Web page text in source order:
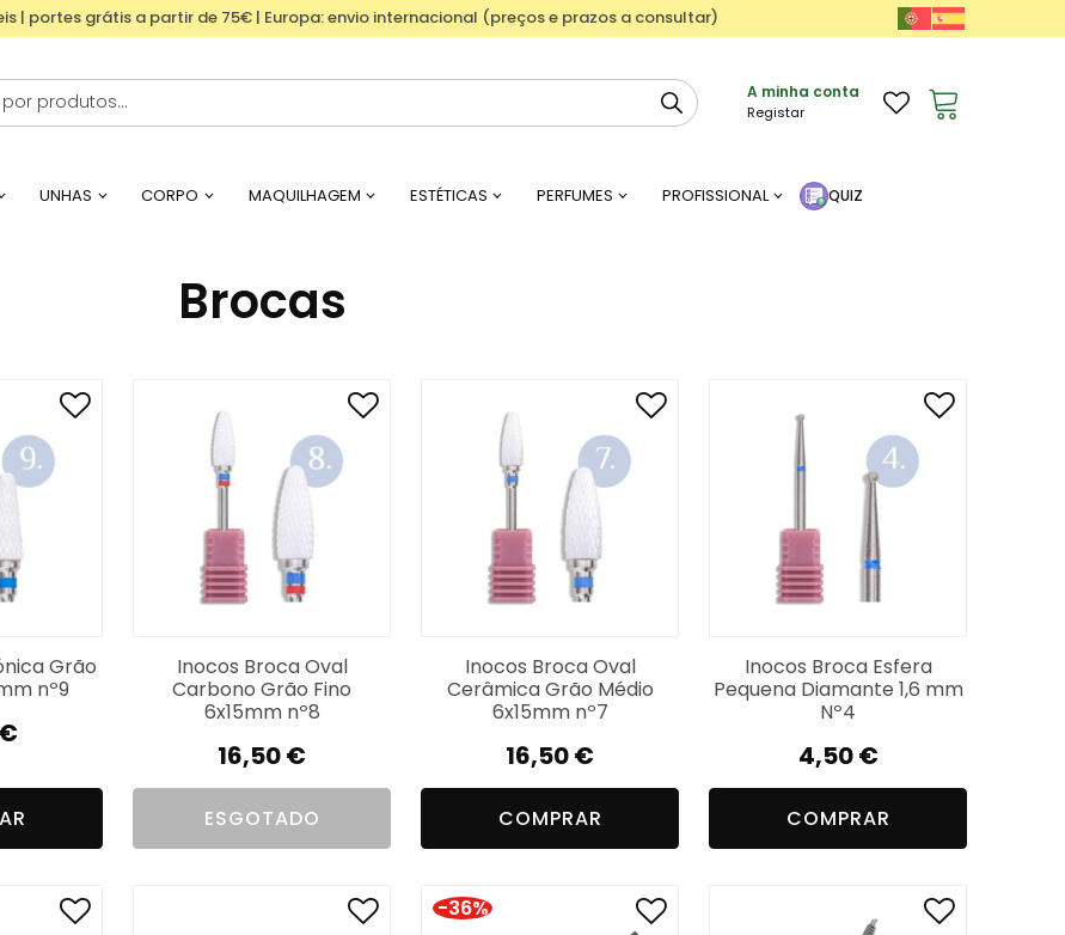
| portes grátis a partir de 75€ | Europa: envio internacional (preços e prazos a consultar)
A minha conta
Registar
UNHAS CORPO MAQUILHAGEM ESTÉTICAS PERFUMES PROFISSIONAL QUIZ
Brocas
Grão
nº9
€
Inocos Broca Oval
Carbono Grão Fino
6x15mm nº8
16,50€
ESGOTADO
Inocos Broca Oval
Cerâmica Grão Médio
6x15mm nº7
16,50€
COMPRAR
Inocos Broca Esfera
Pequena Diamante 1,6 mm
Nº4
4,50€
COMPRAR
-36%